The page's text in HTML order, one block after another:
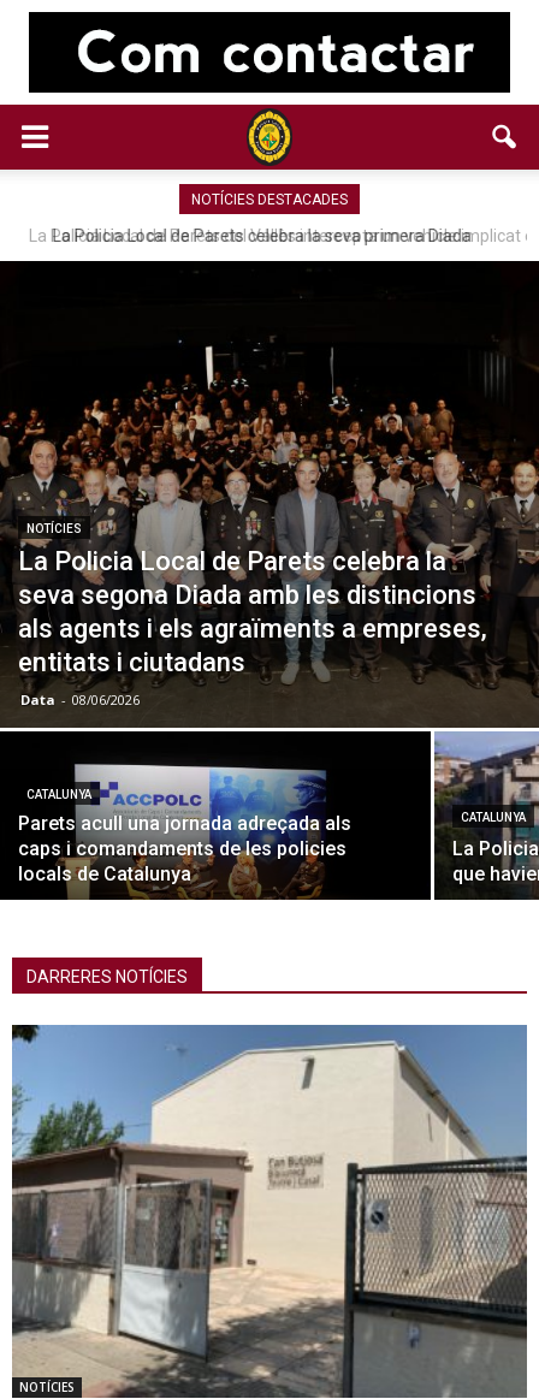
NOTÍCIES DESTACADES
La Policia Local de Parets celebra la seva primera Diada
La Policia Local de Parets del Vallès intercepta un vehicle implicat en
NOTÍCIES
La Policia Local de Parets celebra la
seva segona Diada amb les distincions
als agents i els agraïments a empreses,
entitats i ciutadans
Data - 08/06/2026
CATALUNYA
Parets acull una jornada adreçada als
caps i comandaments de les policies
locals de Catalunya
CATALUNYA
La
que
DARRERES NOTÍCIES
NOTÍCIES